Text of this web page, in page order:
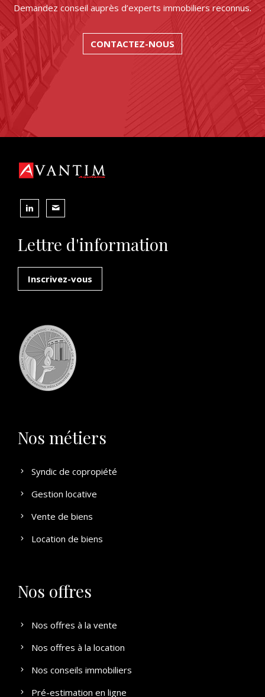
Demandez conseil auprès d’experts immobiliers reconnus.
CONTACTEZ-NOUS
Lettre d'information
Inscrivez-vous
Nos métiers
Syndic de copropiété
Gestion locative
Vente de biens
Location de biens
Nos offres
Nos offres à la vente
Nos offres à la location
Nos conseils immobiliers
Pré-estimation en ligne